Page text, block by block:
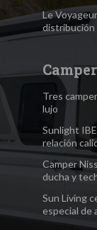
Le
distribución
Tres
lujo
Sunlight
relación
Camper
ducha y
Sun Living
especial de